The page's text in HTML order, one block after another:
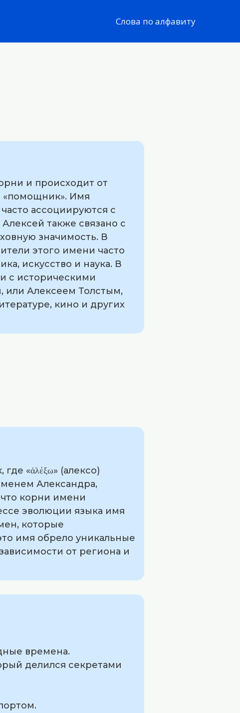
Слова по алфавиту
и происходит от
«помощник». Имя
ассоциируются с
также связано с
значимость. В
этого имени часто
искусство и наука. В
с историческими
или Алексеем Толстым,
кино и других
«ἀλέξω» (алексо)
Александра,
корни имени
эволюции языка имя
которые
имя обрело уникальные
от региона и
времена.
делился секретами